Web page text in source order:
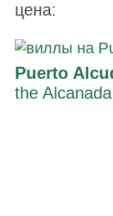
ценa:
Puerto
the